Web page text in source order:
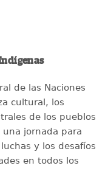
de las Naciones
cultural, los
de los pueblos
jornada para
y los desafíos
en todos los